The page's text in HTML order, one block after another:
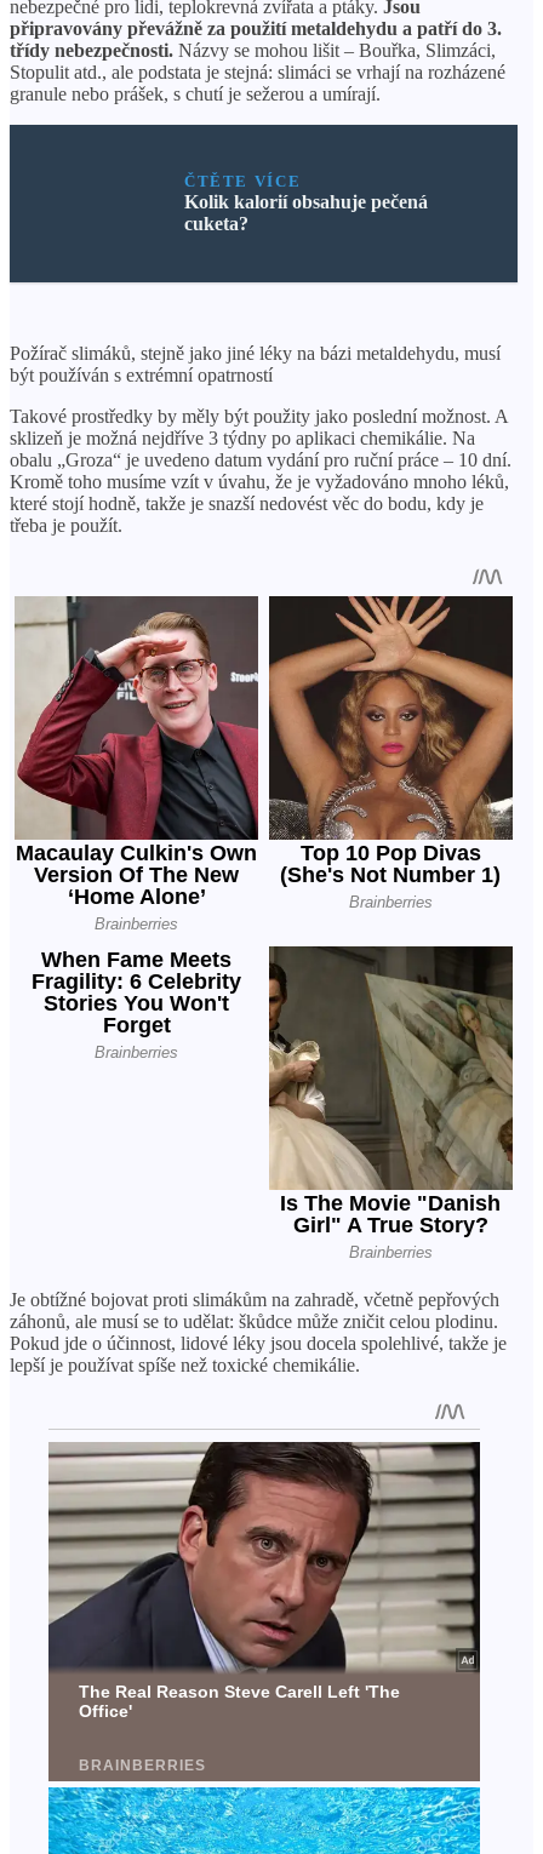
nebezpečné pro lidi, teplokrevná zvířata a ptáky. Jsou
připravovány převážně za použití metaldehydu a patří do 3.
třídy nebezpečnosti. Názvy se mohou lišit – Bouřka, Slimzáci,
Stopulit atd., ale podstata je stejná: slimáci se vrhají na rozházené
granule nebo prášek, s chutí je sežerou a umírají.
ČTĚTE VÍCE
Kolik kalorií obsahuje pečená
cuketa?
Požírač slimáků, stejně jako jiné léky na bázi metaldehydu, musí
být používán s extrémní opatrností
Takové prostředky by měly být použity jako poslední možnost. A
sklizeň je možná nejdříve 3 týdny po aplikaci chemikálie. Na
obalu „Groza“ je uvedeno datum vydání pro ruční práce – 10 dní.
Kromě toho musíme vzít v úvahu, že je vyžadováno mnoho léků,
které stojí hodně, takže je snazší nedovést věc do bodu, kdy je
třeba je použít.
Je obtížné bojovat proti slimákům na zahradě, včetně pepřových
záhonů, ale musí se to udělat: škůdce může zničit celou plodinu.
Pokud jde o účinnost, lidové léky jsou docela spolehlivé, takže je
lepší je používat spíše než toxické chemikálie.